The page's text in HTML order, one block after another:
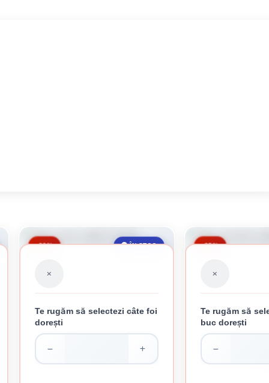
ÎN STOC
-20%
Te rugăm să selectezi câte foi
dorești
-35%
TABLA ZINCATA
Te rugăm să
buc dorești